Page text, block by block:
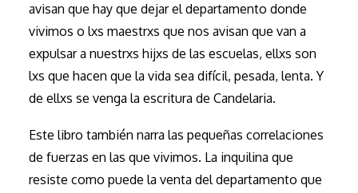
avisan que hay que dejar el departamento donde
vivimos o lxs maestrxs que nos avisan que van a
expulsar a nuestrxs hijxs de las escuelas, ellxs son
lxs que hacen que la vida sea difícil, pesada, lenta. Y
de ellxs se venga la escritura de Candelaria.
Este libro también narra las pequeñas correlaciones
de fuerzas en las que vivimos. La inquilina que
resiste como puede la venta del departamento que